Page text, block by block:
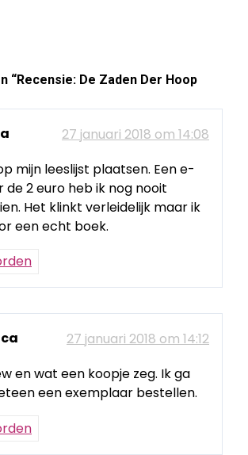
“Recensie: De Zaden Der Hoop
27 januari 2018 om 14:08
mijn leeslijst plaatsen. Een e-
de 2 euro heb ik nog nooit
Het klinkt verleidelijk maar ik
een echt boek.
27 januari 2018 om 14:12
en wat een koopje zeg. Ik ga
een exemplaar bestellen.